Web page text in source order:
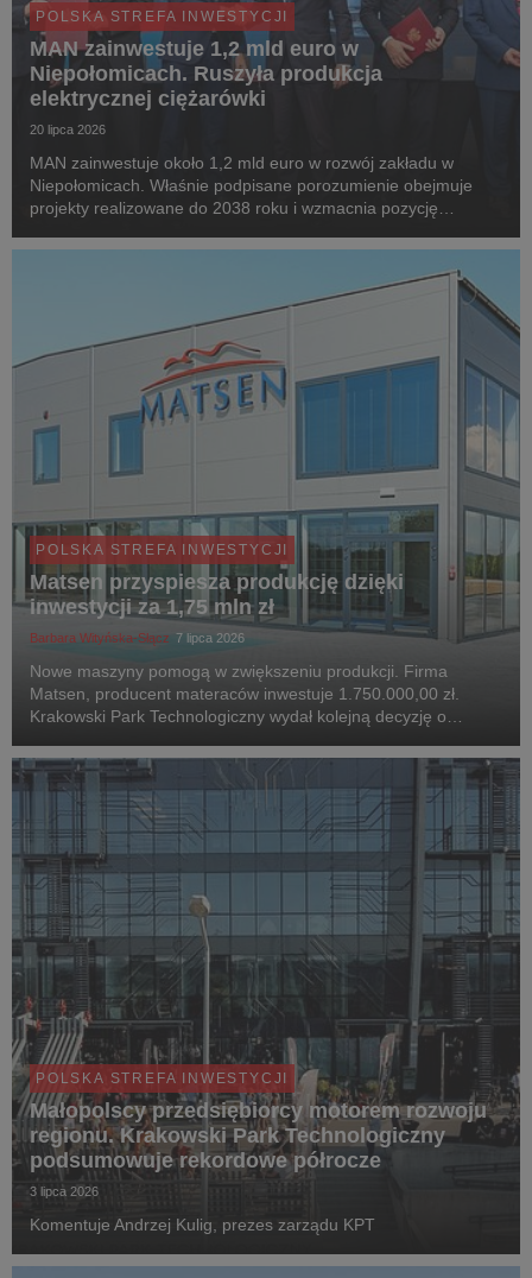
POLSKA STREFA INWESTYCJI
MAN zainwestuje 1,2 mld euro w
Niepołomicach. Ruszyła produkcja
elektrycznej ciężarówki
20 lipca 2026
MAN zainwestuje około 1,2 mld euro w rozwój zakładu w
Niepołomicach. Właśnie podpisane porozumienie obejmuje
projekty realizowane do 2038 roku i wzmacnia pozycję
podpisali Andrzej Domański, minister finansów i ...
POLSKA STREFA INWESTYCJI
Matsen przyspiesza produkcję dzięki
inwestycji za 1,75 mln zł
Barbara Wityńska-Słącz 7 lipca 2026
Nowe maszyny pomogą w zwiększeniu produkcji. Firma
Matsen, producent materaców inwestuje 1.750.000,00 zł.
Krakowski Park Technologiczny wydał kolejną decyzję o
POLSKA STREFA INWESTYCJI
Małopolscy przedsiębiorcy motorem rozwoju
regionu. Krakowski Park Technologiczny
podsumowuje rekordowe półrocze
3 lipca 2026
Komentuje Andrzej Kulig, prezes zarządu KPT